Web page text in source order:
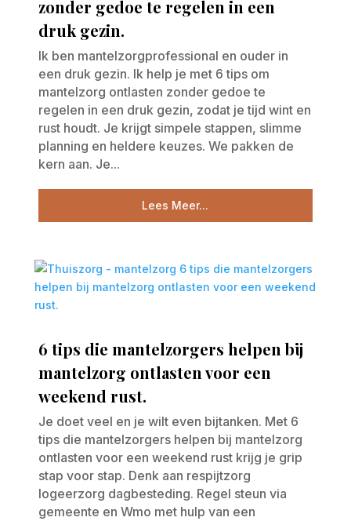
zonder gedoe te regelen in een
druk gezin.
Ik ben mantelzorgprofessional en ouder in
een druk gezin. Ik help je met 6 tips om
mantelzorg ontlasten zonder gedoe te
regelen in een druk gezin, zodat je tijd wint en
rust houdt. Je krijgt simpele stappen, slimme
planning en heldere keuzes. We pakken de
kern aan. Je...
Lees Meer...
6 tips die mantelzorgers helpen bij
mantelzorg ontlasten voor een
weekend rust.
Je doet veel en je wilt even bijtanken. Met 6
tips die mantelzorgers helpen bij mantelzorg
ontlasten voor een weekend rust krijg je grip
stap voor stap. Denk aan respijtzorg
logeerzorg dagbesteding. Regel steun via
gemeente en Wmo met hulp van een